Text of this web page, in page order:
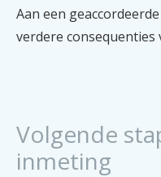
Aan een
verdere consequenties
Volgende
inmeting